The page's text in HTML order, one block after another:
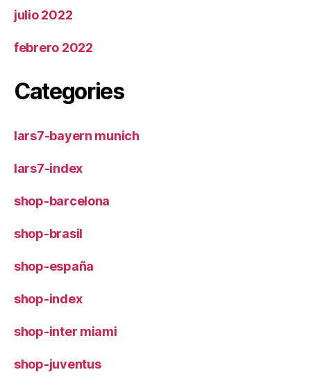
julio 2022
febrero 2022
Categories
lars7-bayern munich
lars7-index
shop-barcelona
shop-brasil
shop-españa
shop-index
shop-inter miami
shop-juventus